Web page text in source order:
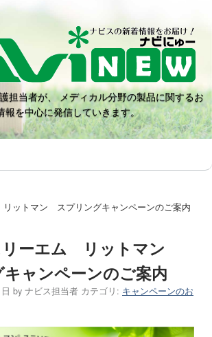
担当者が、 メディカル分野の製品に関するお
報を中心に発信していきます。
ットマン スプリングキャンペーンのご案内
リーエム リットマン
ャンペーンのご案内
by ナビス担当者 カテゴリ: キャンペーンのお